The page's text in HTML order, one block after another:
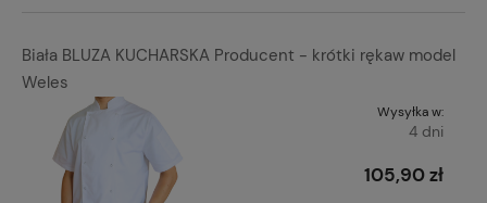
Biała BLUZA KUCHARSKA Producent - krótki rękaw model
Weles
Wysyłka w:
4 dni
105,90 zł